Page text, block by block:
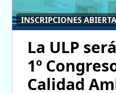
INSCRIPCIONES
La ULP
1º
Calidad